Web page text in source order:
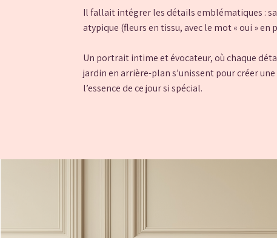
Il fallait intégrer les détails emblématiques :
atypique (fleurs en tissu, avec le mot « oui »
Un portrait intime et évocateur, où chaque
jardin en arrière-plan s’unissent pour créer
l’essence de ce jour si spécial.